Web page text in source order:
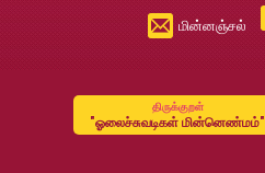
மின்னஞ்சல்
திருக்குறள்
"ஓலைச்சுவடிகள் மின்னெண்மம்"